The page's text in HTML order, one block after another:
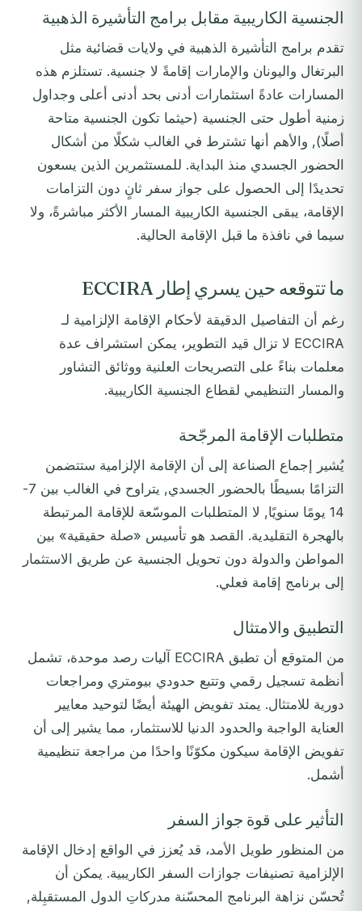
الجنسية الكاريبية مقابل برامج التأشيرة الذهبية
تقدم برامج التأشيرة الذهبية في ولايات قضائية مثل
البرتغال واليونان والإمارات إقامةً لا جنسية. تستلزم هذه
المسارات عادةً استثمارات أدنى بحد أدنى أعلى وجداول
زمنية أطول حتى الجنسية (حيثما تكون الجنسية متاحة
أصلًا), والأهم أنها تشترط في الغالب شكلًا من أشكال
الحضور الجسدي منذ البداية. للمستثمرين الذين يسعون
تحديدًا إلى الحصول على جواز سفر ثانٍ دون التزامات
الإقامة، يبقى الجنسية الكاريبية المسار الأكثر مباشرةً، ولا
سيما في نافذة ما قبل الإقامة الحالية.
ما تتوقعه حين يسري إطار ECCIRA
رغم أن التفاصيل الدقيقة لأحكام الإقامة الإلزامية لـ
ECCIRA لا تزال قيد التطوير، يمكن استشراف عدة
معلمات بناءً على التصريحات العلنية ووثائق التشاور
والمسار التنظيمي لقطاع الجنسية الكاريبية.
متطلبات الإقامة المرجّحة
يُشير إجماع الصناعة إلى أن الإقامة الإلزامية ستتضمن
التزامًا بسيطًا بالحضور الجسدي, يتراوح في الغالب بين 7-
14 يومًا سنويًا, لا المتطلبات الموسّعة للإقامة المرتبطة
بالهجرة التقليدية. القصد هو تأسيس «صلة حقيقية» بين
المواطن والدولة دون تحويل الجنسية عن طريق الاستثمار
إلى برنامج إقامة فعلي.
التطبيق والامتثال
من المتوقع أن تطبق ECCIRA آليات رصد موحدة، تشمل
أنظمة تسجيل رقمي وتتبع حدودي بيومتري ومراجعات
دورية للامتثال. يمتد تفويض الهيئة أيضًا لتوحيد معايير
العناية الواجبة والحدود الدنيا للاستثمار، مما يشير إلى أن
تفويض الإقامة سيكون مكوّنًا واحدًا من مراجعة تنظيمية
أشمل.
التأثير على قوة جواز السفر
من المنظور طويل الأمد، قد يُعزز في الواقع إدخال الإقامة
الإلزامية تصنيفات جوازات السفر الكاريبية. يمكن أن
تُحسّن نزاهة البرنامج المحسّنة مدركاتِ الدول المستقبِلة,